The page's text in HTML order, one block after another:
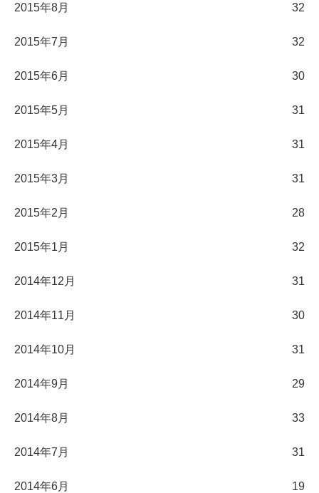
2015年8月 32
2015年7月 32
2015年6月 30
2015年5月 31
2015年4月 31
2015年3月 31
2015年2月 28
2015年1月 32
2014年12月 31
2014年11月 30
2014年10月 31
2014年9月 29
2014年8月 33
2014年7月 31
2014年6月 19